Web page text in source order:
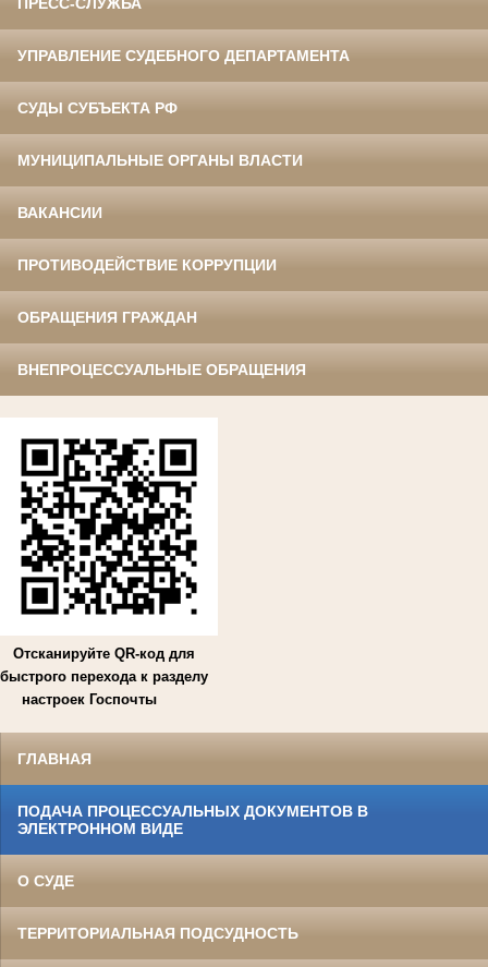
УПРАВЛЕНИЕ СУДЕБНОГО ДЕПАРТАМЕНТА
СУДЫ СУБЪЕКТА РФ
МУНИЦИПАЛЬНЫЕ ОРГАНЫ ВЛАСТИ
ВАКАНСИИ
ПРОТИВОДЕЙСТВИЕ КОРРУПЦИИ
ОБРАЩЕНИЯ ГРАЖДАН
ВНЕПРОЦЕССУАЛЬНЫЕ ОБРАЩЕНИЯ
Отсканируйте QR-код для
быстрого перехода к разделу
настроек Госпочты
ГЛАВНАЯ
ПОДАЧА ПРОЦЕССУАЛЬНЫХ ДОКУМЕНТОВ В
ЭЛЕКТРОННОМ ВИДЕ
О СУДЕ
ТЕРРИТОРИАЛЬНАЯ ПОДСУДНОСТЬ